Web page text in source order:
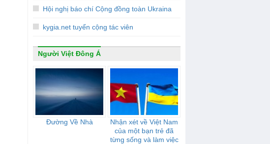
Hội nghị báo chí Cộng đồng toàn Ukraina
kygia.net tuyển cộng tác viên
Người Việt Đông Á
Đường Về Nhà
Nhận xét về Việt Nam
của một bạn trẻ đã
từng sống và làm việc